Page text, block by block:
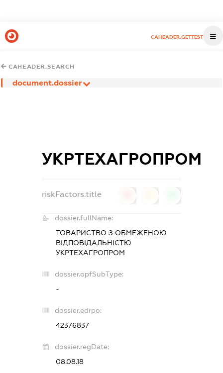
CAHEADER.GETTEST
CAHEADER.SEARCH
document.dossier
УКРТЕХАГРОПРОМ
riskFactors.title
dossier.fullName:
ТОВАРИСТВО З ОБМЕЖЕНОЮ
ВІДПОВІДАЛЬНІСТЮ
УКРТЕХАГРОПРОМ
dossier.opfSubType:
-
dossier.edrpo:
42376837
dossier.regDate:
08.08.18